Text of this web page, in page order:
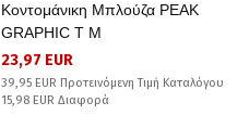
Κοντομάνικη Μπλούζα PEAK
GRAPHIC T M
23,97 EUR
39,95 EUR Προτεινόμενη Τιμή Καταλόγου
15,98 EUR Διαφορά